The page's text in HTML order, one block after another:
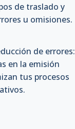
de traslado y
u omisiones.
de errores:
en la emisión
tus procesos